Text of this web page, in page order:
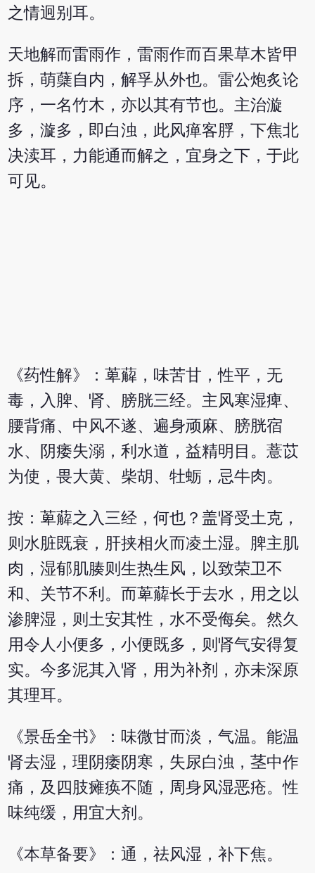
之情迥别耳。
天地解而雷雨作，雷雨作而百果草木皆甲
拆，萌蘖自内，解孚从外也。雷公炮炙论
序，一名竹木，亦以其有节也。主治漩
多，漩多，即白浊，此风瘅客脬，下焦北
决渎耳，力能通而解之，宜身之下，于此
可见。
《药性解》：萆薢，味苦甘，性平，无
毒，入脾、肾、膀胱三经。主风寒湿痺、
腰背痛、中风不遂、遍身顽麻、膀胱宿
水、阴痿失溺，利水道，益精明目。薏苡
为使，畏大黄、柴胡、牡蛎，忌牛肉。
按：萆薢之入三经，何也？盖肾受土克，
则水脏既衰，肝挟相火而凌土湿。脾主肌
肉，湿郁肌腠则生热生风，以致荣卫不
和、关节不利。而萆薢长于去水，用之以
渗脾湿，则土安其性，水不受侮矣。然久
用令人小便多，小便既多，则肾气安得复
实。今多泥其入肾，用为补剂，亦未深原
其理耳。
《景岳全书》：味微甘而淡，气温。能温
肾去湿，理阴痿阴寒，失尿白浊，茎中作
痛，及四肢瘫痪不随，周身风湿恶疮。性
味纯缓，用宜大剂。
《本草备要》：通，祛风湿，补下焦。